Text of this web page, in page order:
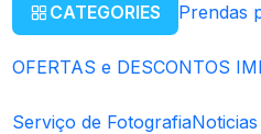
CATEGORIES Prendas
OFERTAS e DESCONTOS
Serviço de Fotografia